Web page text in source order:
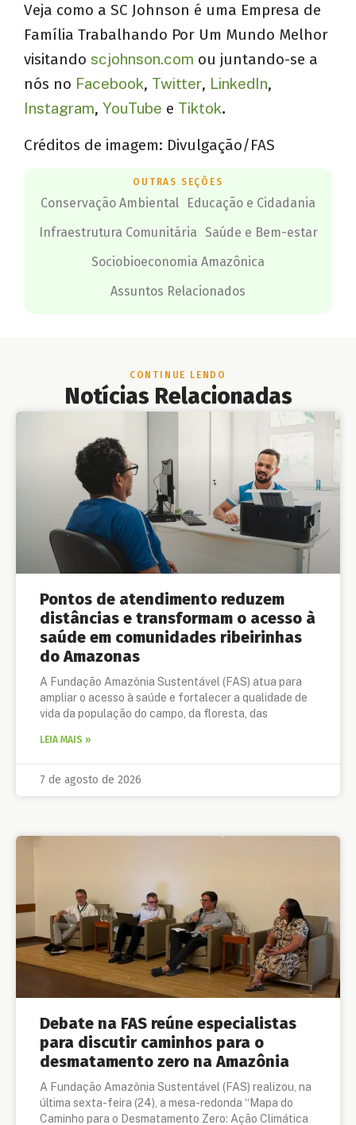
Veja como a SC Johnson é uma Empresa de
Família Trabalhando Por Um Mundo Melhor
visitando scjohnson.com ou juntando-se a
nós no Facebook, Twitter, LinkedIn,
Instagram, YouTube e Tiktok.
Créditos de imagem: Divulgação/FAS
OUTRAS SEÇÕES
Conservação Ambiental
Educação e Cidadania
Infraestrutura Comunitária Saúde e Bem-estar
Sociobioeconomia Amazônica
Assuntos Relacionados
CONTINUE LENDO
Notícias Relacionadas
Pontos de atendimento reduzem
distâncias e transformam o acesso à
saúde em comunidades ribeirinhas
do Amazonas
A Fundação Amazônia Sustentável (FAS) atua para
ampliar o acesso à saúde e fortalecer a qualidade de
vida da população do campo, da floresta, das
LEIA MAIS »
7 de agosto de 2026
Debate na FAS reúne especialistas
para discutir caminhos para o
desmatamento zero na Amazônia
A Fundação Amazônia Sustentável (FAS) realizou, na
última sexta-feira (24), a mesa-redonda “Mapa do
Caminho para o Desmatamento Zero: Ação Climática